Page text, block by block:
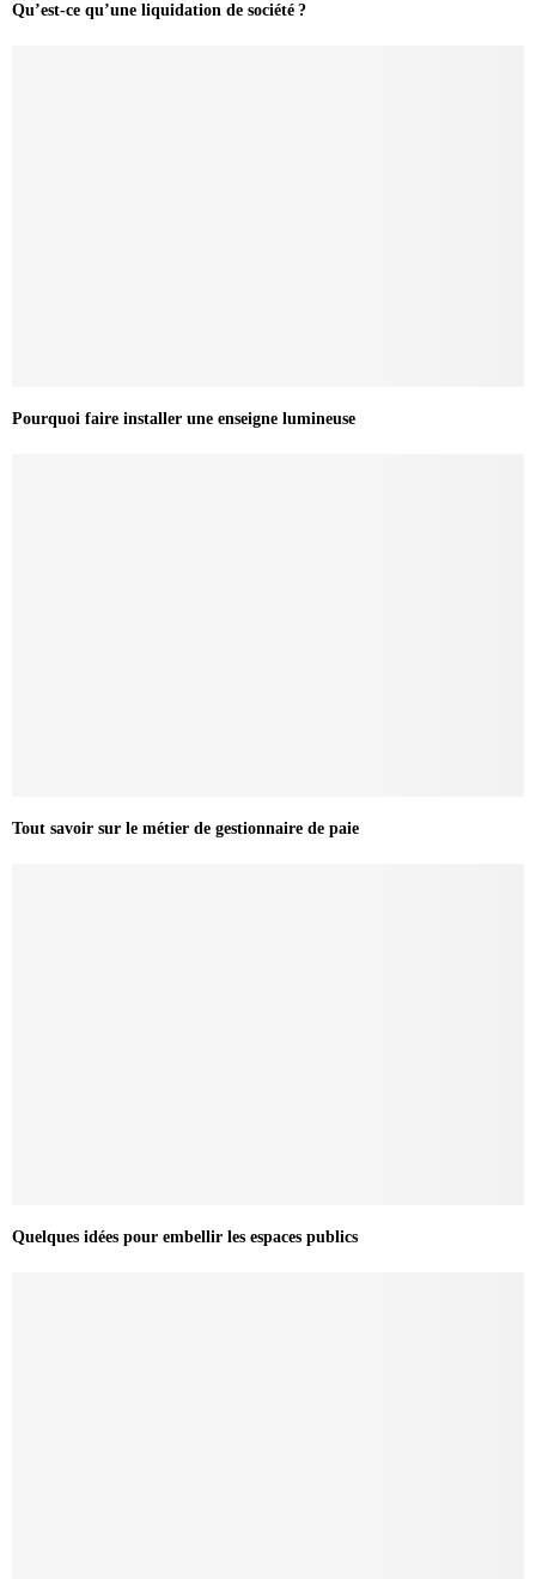
Qu’est-ce qu’une liquidation de société ?
Pourquoi faire installer une enseigne lumineuse
Tout savoir sur le métier de gestionnaire de paie
Quelques idées pour embellir les espaces publics